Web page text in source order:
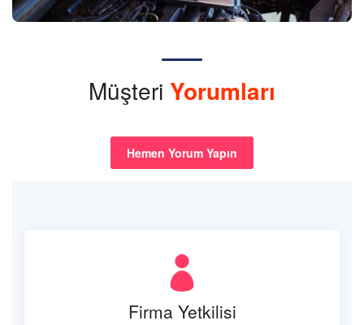
Müşteri Yorumları
Hemen Yorum Yapın
Firma Yetkilisi